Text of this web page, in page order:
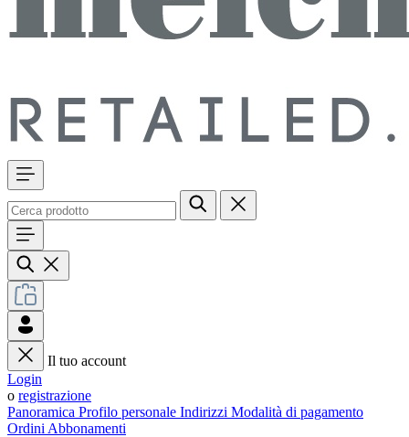
Il tuo account
Login
o registrazione
Panoramica Profilo personale Indirizzi Modalità di pagamento
Ordini Abbonamenti